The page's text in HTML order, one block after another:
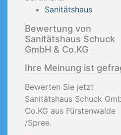
Sanitätshaus
Bewertung von
Sanitätshaus Schuck
GmbH & Co.KG
Ihre Meinung ist
Bewerten Sie jetzt
Sanitätshaus Schuck
Co.KG aus Fürstenwalde
/Spree.